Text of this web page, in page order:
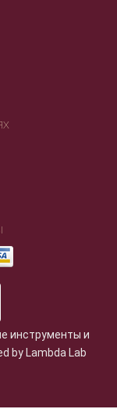
инструменты и
by Lambda Lab